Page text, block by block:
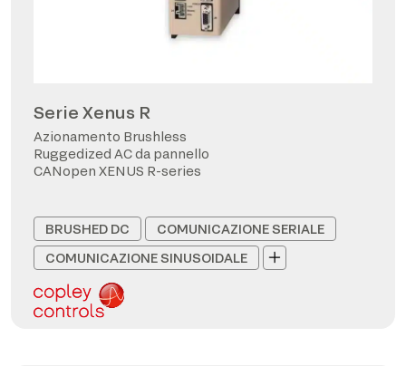
Serie Xenus R
Azionamento Brushless
Ruggedized AC da pannello
CANopen XENUS R-series
BRUSHED DC
COMUNICAZIONE SERIALE
COMUNICAZIONE SINUSOIDALE